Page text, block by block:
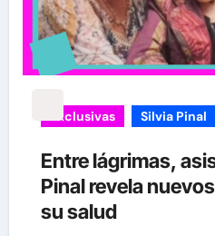
carolina Sandoval
¡EXCLUSIVA!
detrás del divorcio
Sandoval y Nick